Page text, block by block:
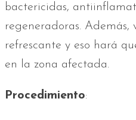
bactericidas,
regeneradoras.
refrescante y eso hará
en la zona afectada.
Procedimiento: